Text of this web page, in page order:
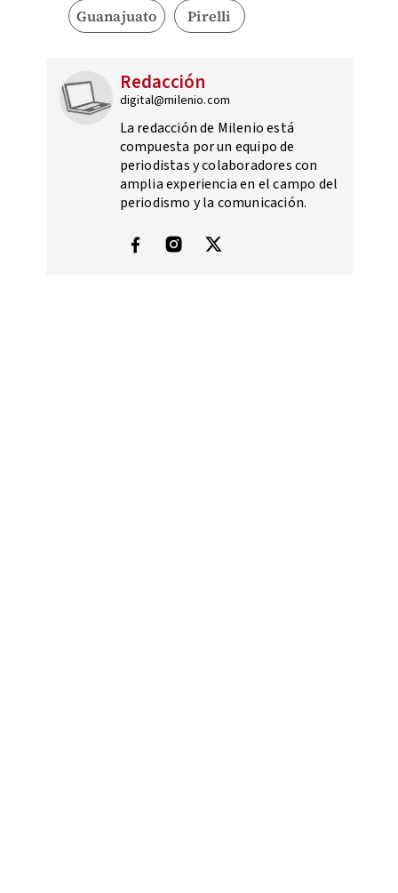
Guanajuato Pirelli
Redacción
digital@milenio.com
La redacción de Milenio está
compuesta por un equipo de
periodistas y colaboradores con
amplia experiencia en el campo del
periodismo y la comunicación.